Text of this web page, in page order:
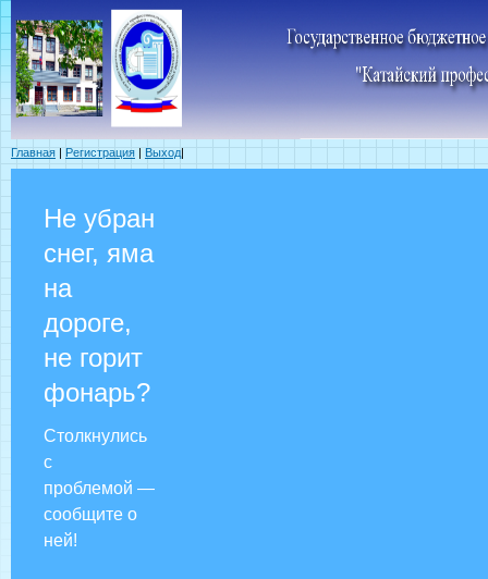
Главная | Регистрация | Выход|
Не убран
снег, яма
на
дороге,
не горит
фонарь?
Столкнулись
с
проблемой —
сообщите о
ней!